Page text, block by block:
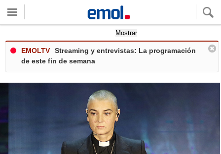
Mostrar
EMOLTV
Streaming y entrevistas: La programación
de este fin de semana